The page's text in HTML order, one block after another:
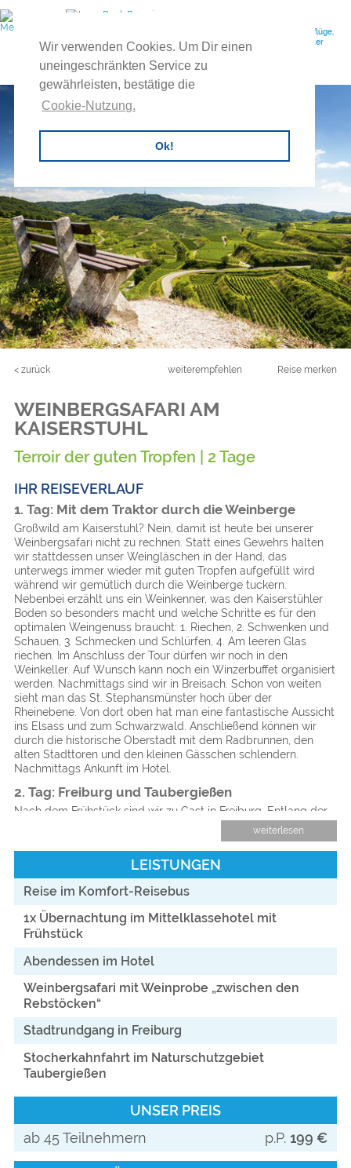
Wir verwenden Cookies. Um Dir einen
uneingeschränkten Service zu
gewährleisten, bestätige die
Cookie-Nutzung.
Ok!
Ihr Reiseveranstalter für individuelle Gruppenreisen, Feuerwehrausflüge,
Vereinsreisen, Betriebsausflüge, Exkursionen, Tagesreisen, Buscharter
uvm.
< zurück weiterempfehlen Reise merken
WEINBERGSAFARI AM
KAISERSTUHL
Terroir der guten Tropfen | 2 Tage
IHR REISEVERLAUF
1. Tag: Mit dem Traktor durch die Weinberge
Großwild am Kaiserstuhl? Nein, damit ist heute bei unserer
Weinbergsafari nicht zu rechnen. Statt eines Gewehrs halten
wir stattdessen unser Weingläschen in der Hand, das
unterwegs immer wieder mit guten Tropfen aufgefüllt wird
während wir gemütlich durch die Weinberge tuckern.
Nebenbei erzählt uns ein Weinkenner, was den Kaiserstühler
Boden so besonders macht und welche Schritte es für den
optimalen Weingenuss braucht: 1. Riechen, 2. Schwenken und
Schauen, 3. Schmecken und Schlürfen, 4. Am leeren Glas
riechen. Im Anschluss der Tour dürfen wir noch in den
Weinkeller. Auf Wunsch kann noch ein Winzerbuffet organisiert
werden. Nachmittags sind wir in Breisach. Schon von weiten
sieht man das St. Stephansmünster hoch über der
Rheinebene. Von dort oben hat man eine fantastische Aussicht
ins Elsass und zum Schwarzwald. Anschließend können wir
durch die historische Oberstadt mit dem Radbrunnen, den
alten Stadttoren und den kleinen Gässchen schlendern.
Nachmittags Ankunft im Hotel.
2. Tag: Freiburg und Taubergießen
Nach dem Frühstück sind wir zu Gast in Freiburg. Entlang der
Freiburger Bächle erkunden wir die Stadt mit einem
Stadtführer und entdecken geschichtsträchtige Bauten wie
das historische Kaufhaus, das mit seiner aufwendig verzierten
Fassade jeden Blick auf sich zieht sowie den schönen
Münsterplatz mit seinen Bürgerhäusern und Profanbauten.
Weiterfahrt zum Naturschutzgebiet Taubergießen, wo sich uns
zu jeder Jahreszeit die mystische Auenlandschaft mit einer
einzigartigen Tier- und Pflanzenwelt mit einer anderen Facette
zeigt. Mit einem Stocherkahn fahren wir durch die unberührte
sachkundiger Führer vermittelt uns einen Einblick in die intakte
Tier- und Pflanzenwelt, die es in vielen Gebieten Europas
schon nicht mehr gibt. Halten Sie Ausschau nach den seltenen
Brutvögeln wie dem schillernd, blauen Eisvogel oder dem
Haubentaucher.
weiterlesen
LEISTUNGEN
Reise im Komfort-Reisebus
1x Übernachtung im Mittelklassehotel mit
Frühstück
Abendessen im Hotel
Weinbergsafari mit Weinprobe „zwischen den
Rebstöcken“
Stadtrundgang in Freiburg
Stocherkahnfahrt im Naturschutzgebiet
Taubergießen
UNSER PREIS
ab 45 Teilnehmern
p.P. 199 €